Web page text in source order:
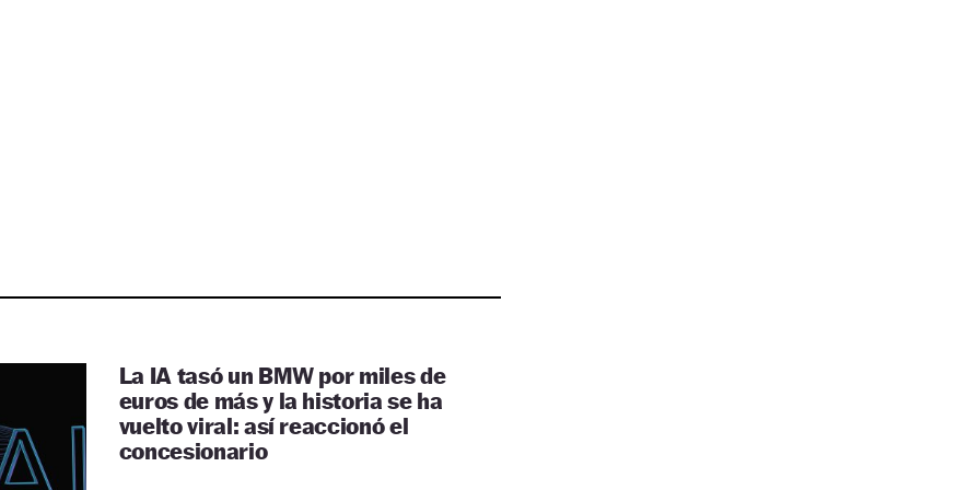
La IA tasó un BMW por miles de
euros de más y la historia se ha
vuelto viral: así reaccionó el
concesionario